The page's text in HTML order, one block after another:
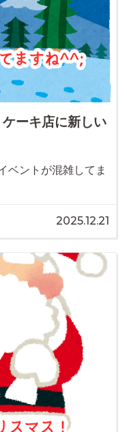
ーキ店に新しい
ベントが混雑してま
2025.12.21